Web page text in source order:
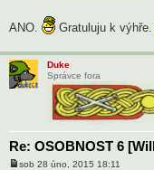
ANO. Gratuluju k výhře.
Duke
Správce fora
Re: OSOBNOST 6
sob 28 úno, 2015 18:11